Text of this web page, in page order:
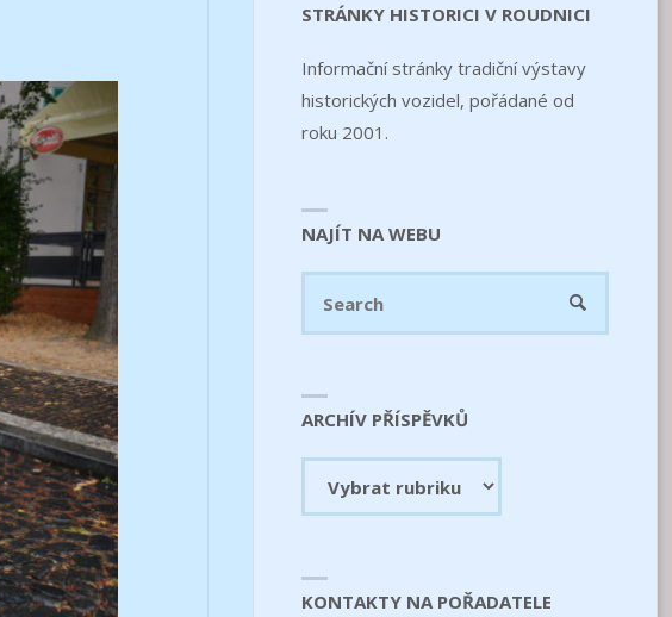
STRÁNKY HISTORICI V ROUDNICI
Informační stránky tradiční výstavy
historických vozidel, pořádané od
roku 2001.
NAJÍT NA WEBU
SEARCH
ARCHÍV PŘÍSPĚVKŮ
příspěvků
KONTAKTY NA POŘADATELE